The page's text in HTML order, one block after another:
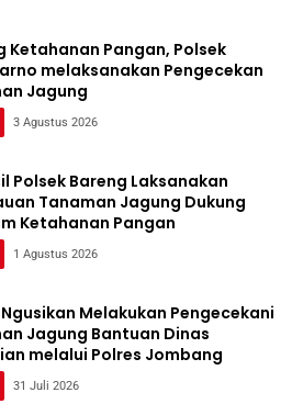
Ketahanan Pangan, Polsek
melaksanakan Pengecekan
Jagung
3 Agustus 2026
Polsek Bareng Laksanakan
Tanaman Jagung Dukung
Ketahanan Pangan
1 Agustus 2026
Melakukan Pengecekani
Jagung Bantuan Dinas
melalui Polres Jombang
31 Juli 2026